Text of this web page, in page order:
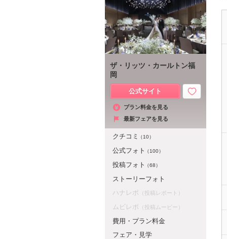
ザ・リッツ・カールトン福
岡
公式サイト
プラン料金を見る
最新フェアを見る
クチコミ （10）
公式フォト （100）
投稿フォト （68）
ストーリーフォト
ハナレポ （投稿レポート）
ムビレポ （投稿ムービー）
費用・プラン料金
フェア・見学